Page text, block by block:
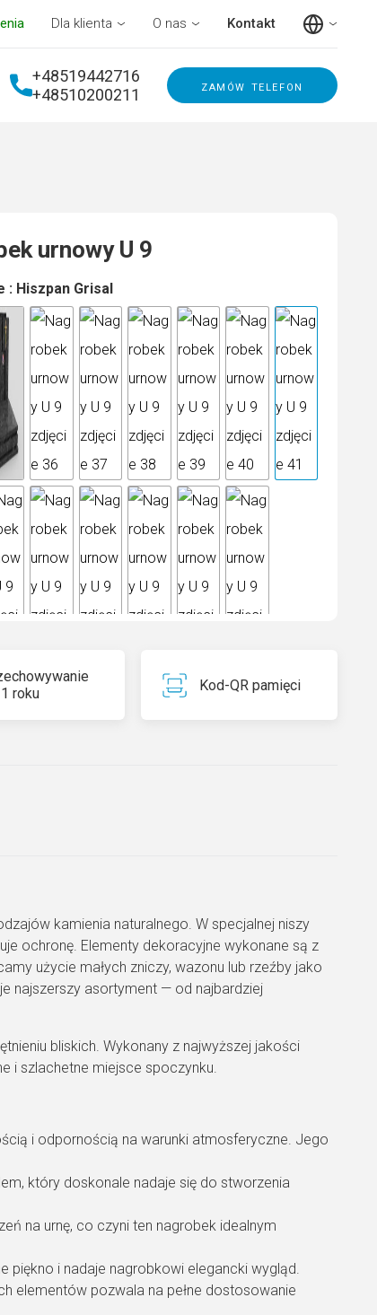
Dla klienta O nas Kontakt
+48519442716
+48510200211
zamów telefon
urnowy U 9
: Hiszpan Grisal
to naturalny szary granit pochodzący z
roku
Kod-QR pamięci
kamienia naturalnego. W specjalnej niszy
ochronę. Elementy dekoracyjne wykonane są z
użycie małych zniczy, wazonu lub rzeźby jako
najszerszy asortyment — od najbardziej
bliskich. Wykonany z najwyższej jakości
i szlachetne miejsce spoczynku.
i odpornością na warunki atmosferyczne. Jego
który doskonale nadaje się do stworzenia
na urnę, co czyni ten nagrobek idealnym
piękno i nadaje nagrobkowi elegancki wygląd.
elementów pozwala na pełne dostosowanie